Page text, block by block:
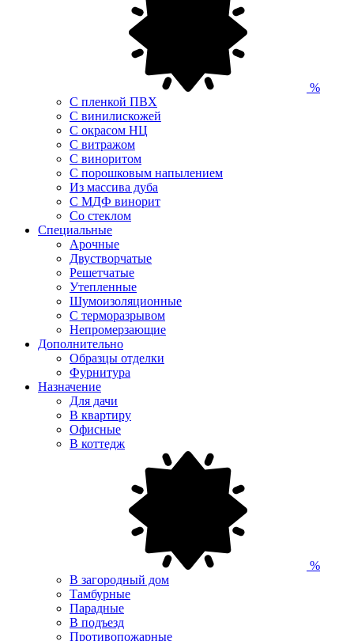
%
С пленкой ПВХ
С винилискожей
С окрасом НЦ
С витражом
С виноритом
С порошковым напылением
Из массива дуба
С МДФ винорит
Со стеклом
Специальные
Арочные
Двустворчатые
Решетчатые
Утепленные
Шумоизоляционные
С терморазрывом
Непромерзающие
Дополнительно
Образцы отделки
Фурнитура
Назначение
Для дачи
В квартиру
Офисные
В коттедж
%
В загородный дом
Тамбурные
Парадные
В подъезд
Противопожарные